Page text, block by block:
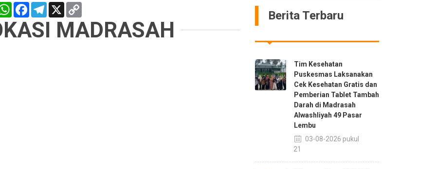
WhatsAppFacebookTelegram
X
MADRASAH
Berita Terbaru
Tim Kesehatan
Puskesmas Laksanakan
Cek Kesehatan Gratis dan
Pemberian Tablet Tambah
Darah di Madrasah
Alwashliyah 49 Pasar
Lembu
03-08-2026 pukul
08:21